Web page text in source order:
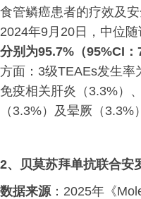
食管鳞癌患者的疗效及
2024年9月20日，中位
分别为95.7%（95%CI
方面：3级TEAEs发生率
免疫相关肝炎（3.3%）
（3.3%）及晕厥（
2、
贝莫苏拜单抗联合安
数据来源：2025年《